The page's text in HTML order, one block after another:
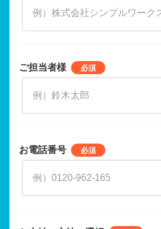
ご担当者様
お電話番号